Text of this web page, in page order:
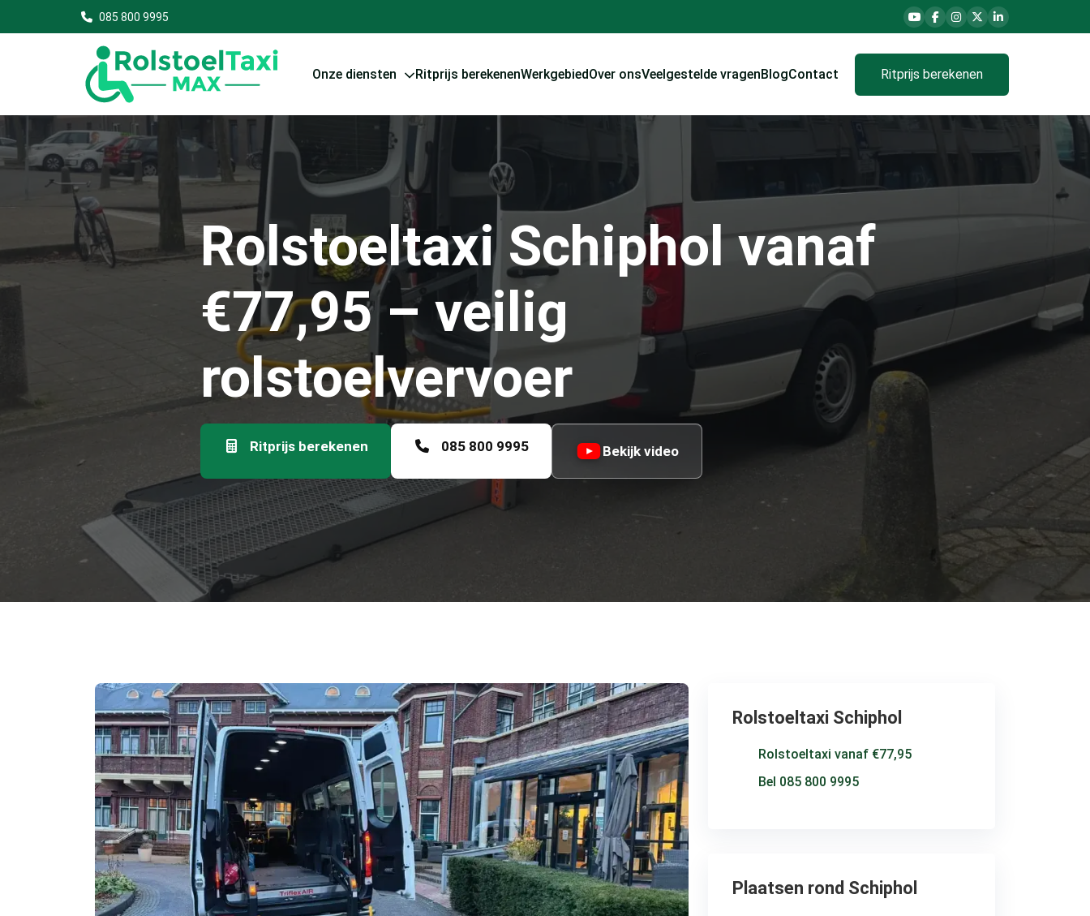
085 800 9995
Onze diensten Ritprijs berekenenWerkgebiedOver onsVeelgestelde vragenBlogContact Ritprijs berekenen
Rolstoeltaxi Schiphol vanaf
€77,95 – veilig
rolstoelvervoer
Ritprijs berekenen 085 800 9995 Bekijk video
Rolstoeltaxi Schiphol
Rolstoeltaxi vanaf €77,95
Bel 085 800 9995
Plaatsen rond Schiphol